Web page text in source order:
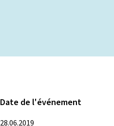
Date de l'événement
28.06.2019